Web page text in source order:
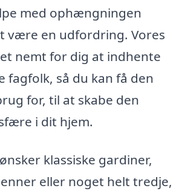
med ophængningen
være en udfordring. Vores
nemt for dig at indhente
fagfolk, så du kan få den
for, til at skabe den
i dit hjem.
klassiske gardiner,
eller noget helt tredje,